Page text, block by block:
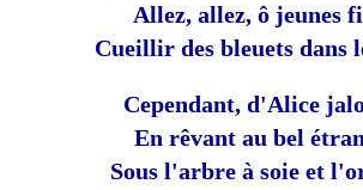
Allez, allez, ô jeunes
Cueillir des bleuets dans
Cependant, d'Alice
En rêvant au bel
Sous l'arbre à soie et